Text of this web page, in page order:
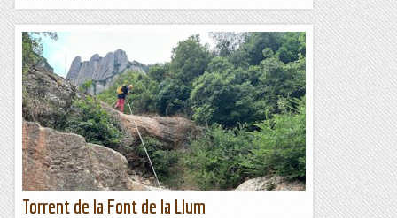
Torrent de la Font de la Llum